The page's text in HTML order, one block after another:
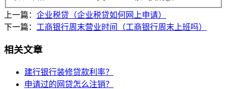
上一篇： 企业税贷（企业税贷如何网上申请）
下一篇： 工商银行周末营业时间（工商银行周末上班吗）
相关文章
建行银行装修贷款利率？
申请过的网贷怎么注销？